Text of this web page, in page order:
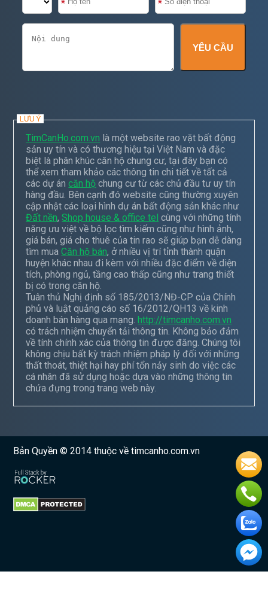
YÊU CẦU
LƯU Ý
TimCanHo.com.vn là một website rao vặt bất động
sản uy tín và có thương hiệu tại Việt Nam và đặc
biệt là phân khúc căn hộ chung cư, tại đây bạn có
thể xem tham khảo các thông tin chi tiết về tất cả
các dự áncăn hộ chung cư từ các chủ đầu tư uy tín
hàng đầu. Bên cạnh đó website cũng thường xuyên
cập nhật các loại hình dự án bất động sản khác như
Đất nền,Shop house & office tel cùng với những tính
năng ưu việt về bộ lọc tìm kiếm cũng như hình ảnh,
giá bán, giá cho thuê của tin rao sẽ giúp bạn dễ dàng
tìm muaCăn hộ bán, ở nhiều vị trí tỉnh thành quận
huyện khác nhau đi kèm với nhiều đặc điểm về diện
tích, phòng ngủ, tầng cao thấp cũng như trang thiết
bị có trong căn hộ.
Tuân thủ Nghị định số 185/2013/NĐ-CP của Chính
phủ và luật quảng cáo số 16/2012/QH13 về kinh
doanh bán hàng qua mạng.http://timcanho.com.vn
có trách nhiệm chuyển tải thông tin. Không bảo đảm
về tính chính xác của thông tin được đăng. Chúng tôi
không chịu bất kỳ trách nhiệm pháp lý đối với những
thất thoát, thiệt hại hay phí tổn nảy sinh do việc các
cá nhân đã sử dụng hoặc dựa vào những thông tin
chứa đựng trong trang web này.
Bản Quyền © 2014 thuộc về timcanho.com.vn